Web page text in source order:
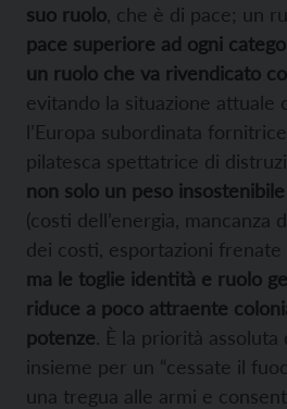
suo ruolo , che è di pace; un
pace superiore ad ogni
un ruolo che va rivendicato
evitando la situazione attuale
l’Europa subordinata
pilatesca spettatrice di
non solo un peso insostenibile
(costi dell’energia, mancanza
dei costi, esportazioni frenate
ma le toglie identità e ruolo
riduce a poco attraente
potenze. È la priorità
insieme per un “cessate il
una tregua alle armi e